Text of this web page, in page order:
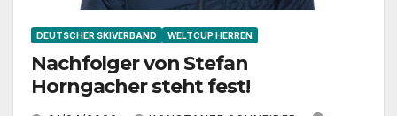
DEUTSCHER SKIVERBAND WELTCUP HERREN
Nachfolger von Stefan
Horngacher steht fest!